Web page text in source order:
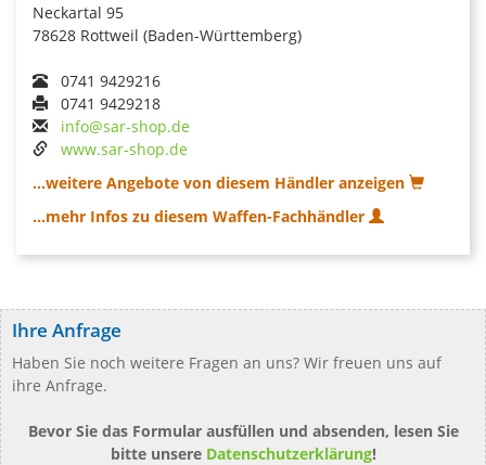
Neckartal 95
78628 Rottweil (Baden-Württemberg)
0741 9429216
0741 9429218
info@sar-shop.de
www.sar-shop.de
...weitere Angebote von diesem Händler anzeigen
...mehr Infos zu diesem Waffen-Fachhändler
Ihre Anfrage
Haben Sie noch weitere Fragen an uns? Wir freuen uns auf
ihre Anfrage.
Bevor Sie das Formular ausfüllen und absenden, lesen Sie
bitte unsere Datenschutzerklärung!